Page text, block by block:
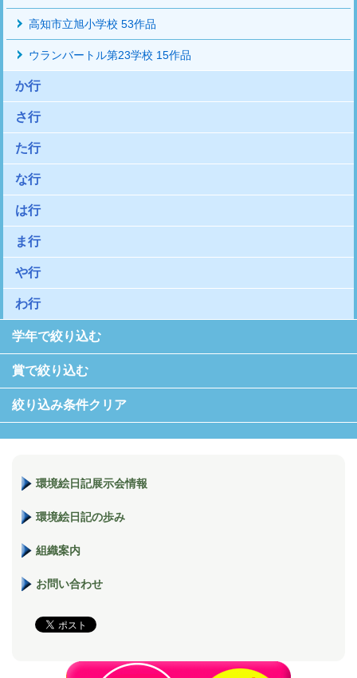
高知市立旭小学校 53作品
ウランバートル第23学校 15作品
か行
さ行
た行
な行
は行
ま行
や行
わ行
学年で絞り込む
賞で絞り込む
絞り込み条件クリア
環境絵日記展示会情報
環境絵日記の歩み
組織案内
お問い合わせ